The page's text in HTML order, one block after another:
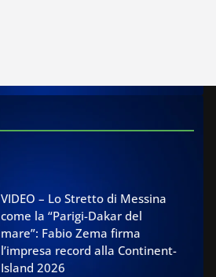
VIDEO – Lo Stretto di Messina
come la “Parigi-Dakar del
mare”: Fabio Zema firma
l’impresa record alla Continent-
Island 2026